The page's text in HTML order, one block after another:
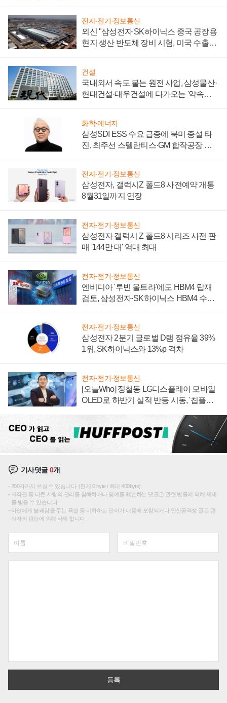
전자·전기·정보통신
외신 "삼성전자 SK하이닉스 중국 공장용
현지 생산 반도체 장비 시험, 미국 수출통
건설
국내외서 속도 붙는 원전 사업, 삼성물산·
현대건설·대우건설에 다가오는 '약속의
화학·에너지
삼성SDI ESS 수요 급증에 북미 증설 타
진, 최주선 스텔란티스·GM 합작공장 건
전자·전기·정보통신
삼성전자, 갤럭시Z 폴드8 사전예약 개통
8월31일까지 연장
전자·전기·정보통신
삼성전자 갤럭시 Z 폴드8 시리즈 사전 판
매 '144만 대' 역대 최대
전자·전기·정보통신
엔비디아 '루빈 울트라'에도 HBM4 탑재
검토, 삼성전자·SK하이닉스 HBM4 수율
전자·전기·정보통신
삼성전자 2분기 글로벌 D램 점유율 39%
1위, SK하이닉스와 13%p 격차
전자·전기·정보통신
[오늘Who] 정철동 LG디스플레이 모바일
OLED로 하반기 실적 반등 시동, '칩플레
기사댓글0개
200자까지 쓰실 수 있습니다. (현재 0 byte / 최대 400byte)
저작권 등 다른 사람의 권리를 침해하거나 명예를 훼손하는 댓글은 관련 법률에 의해 제재
를 받을 수 있습니다.
타인에게 불쾌감을 주는 욕설 등 비하하는 단어가 내용에 포함되거나 인신공격성 글은 관
리자의 판단에 의해 삭제 합니다.